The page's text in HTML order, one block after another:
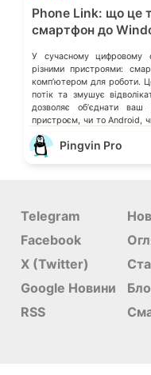
Phone Link: що це
смартфон до
У сучасному цифровому
різними пристроями:
компʼютером для роботи.
потік та змушує
дозволяє обʼєднати
пристроєм, чи то Android,
смартфоном (Phone Link)
своєрідний «міст» до
Pingvin Pro
Telegram
Facebook
X (Twitter)
Google Новини
RSS